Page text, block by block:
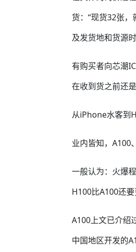
货：“现货32张
及发货地和货源
有购买者向芯潮
在收到货之前还
从iPhone水客到
业内皆知，A100
一般认为：火爆
H100比A100还
A100上文已介绍
中国地区开发的